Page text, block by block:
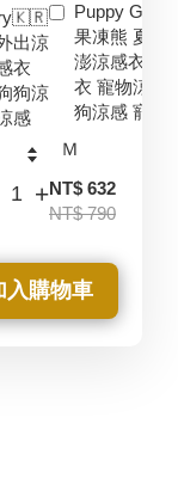
出涼
衣
狗涼
感
+
Puppy
果凍熊 夏季
澎涼感衣 狗
衣 寵物涼感
狗涼感 寵物
NT$ 632
NT$ 790
入購物車